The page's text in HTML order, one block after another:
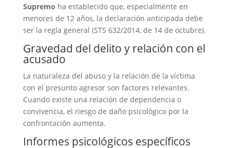
Supremo ha establecido que, especialmente en
menores de 12 años, la declaración anticipada debe
ser la regla general (STS 632/2014, de 14 de octubre).
Gravedad del delito y relación con el
acusado
La naturaleza del abuso y la relación de la víctima
con el presunto agresor son factores relevantes.
Cuando existe una relación de dependencia o
convivencia, el riesgo de daño psicológico por la
confrontación aumenta.
Informes psicológicos específicos